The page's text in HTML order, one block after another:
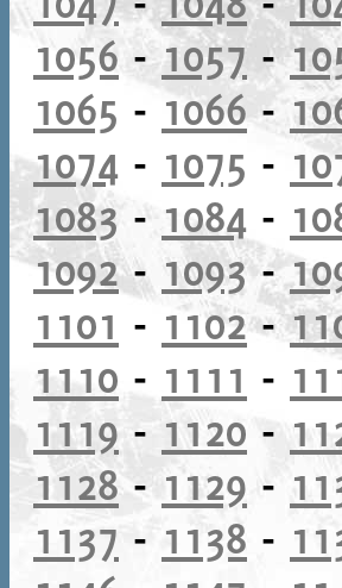
1056 -1057 -
1065 - 1066-
1074 - 1075 -
1083- 1084 -
1092- 1093-
1101 - 1102-
1110 - 1111 -
1119 - 1120 -
1128- 1129 -
1137 - 1138 -